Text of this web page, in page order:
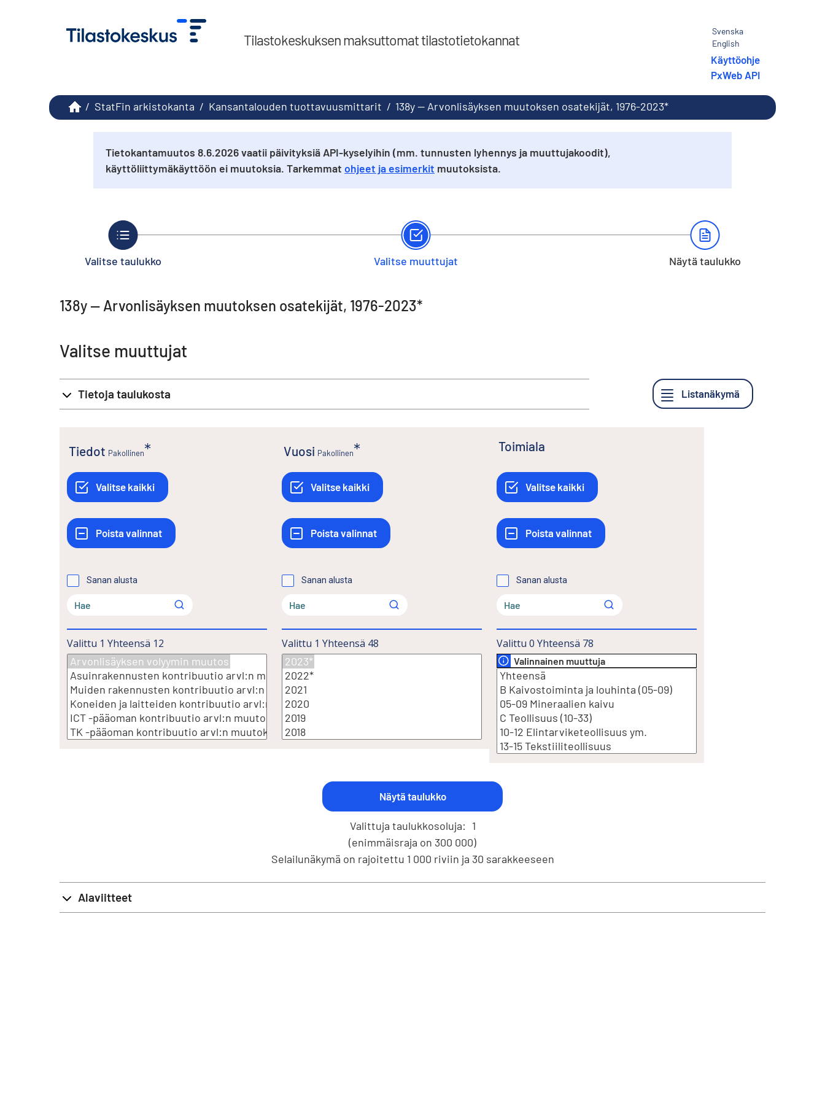
Tilastokeskuksen maksuttomat tilastotietokannat
Svenska
English
Käyttöohje
PxWeb API
/ StatFin arkistokanta / Kansantalouden tuottavuusmittarit / 138y -- Arvonlisäyksen muutoksen osatekijät, 1976-2023*
Tietokantamuutos 8.6.2026 vaatii päivityksiä API-kyselyihin (mm. tunnusten lyhennys ja muuttujakoodit),
käyttöliittymäkäyttöön ei muutoksia. Tarkemmat ohjeet ja esimerkit muutoksista.
Valitse taulukko Valitse muuttujat Näytä taulukko
138y -- Arvonlisäyksen muutoksen osatekijät, 1976-2023*
Valitse muuttujat
Tietoja taulukosta
Tiedot Pakollinen
Sanan alusta
Valittu 1 Yhteensä 12
Vuosi Pakollinen
Sanan alusta
Valittu 1 Yhteensä 48
Toimiala
Sanan alusta
Valittu 0 Yhteensä 78
Valinnainen muuttuja
Valittuja taulukkosoluja: 1
(enimmäisraja on 300 000)
Selailunäkymä on rajoitettu 1 000 riviin ja 30 sarakkeeseen
Alaviitteet